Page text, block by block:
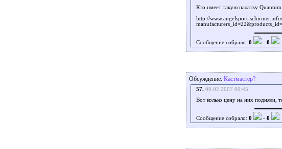
Кто имеет такую палатку
http://www.angelsport-
Сообщение собрало: 0 - 0
Обсуждение: Кастмастер?
57. 09.02.2007 09:45
Вот колько цену на них подняли,
Сообщение собрало: 0 - 0